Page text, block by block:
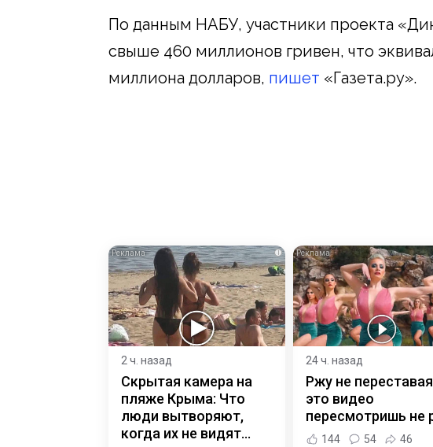
По данным НАБУ, участники проекта
свыше 460 миллионов гривен, что
миллиона долларов, пишет «Газета.ру».
i
2 ч. назад
Скрытая камера на
пляже Крыма: Что
люди вытворяют,
когда их не видят...
24 ч. назад
Ржу не
это видео
пересмотришь не
144 54 46